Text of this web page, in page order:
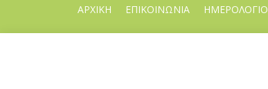
ΑΡΧΙΚΗ ΕΠΙΚΟΙΝΩΝΙΑ ΗΜΕΡΟΛΟΓΙΟ